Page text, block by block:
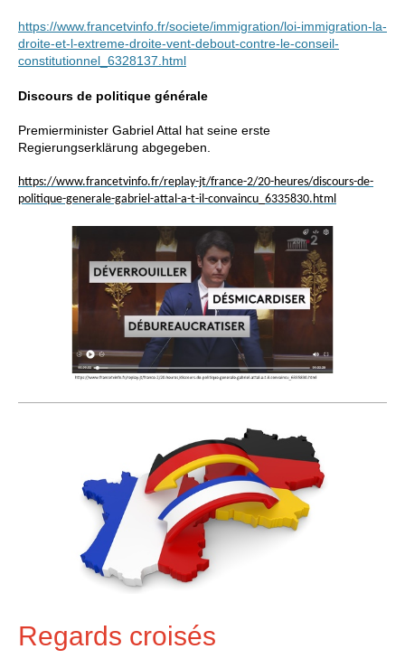
https://www.francetvinfo.fr/societe/immigration/loi-immigration-la-
droite-et-l-extreme-droite-vent-debout-contre-le-conseil-
constitutionnel_6328137.html
Discours de politique générale
Premierminister Gabriel Attal hat seine erste
Regierungserklärung abgegeben.
https://www.francetvinfo.fr/replay-jt/france-2/20-heures/discours-de-
politique-generale-gabriel-attal-a-t-il-convaincu_6335830.html
Regards croisés